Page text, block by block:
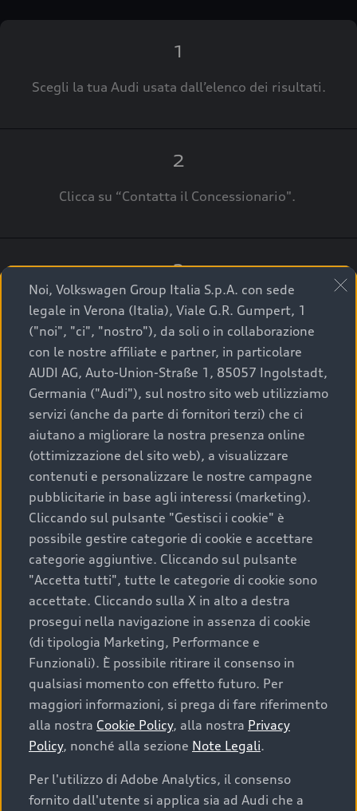
1
Scegli la tua Audi usata dall’elenco dei risultati.
2
Clicca su “Contatta il Concessionario".
3
A breve verrai ricontattato dal Customer Care
Audi Center o direttamente dal Concessionario
che ti supporterà per finalizzare la tua richiesta.
La qualità di acquistare
un’auto usata Audi
Scegliere un’auto usata è una decisione che coniuga
convenienza, affidabilità e sostenibilità. Per fare un
acquisto sicuro, è essenziale considerare aspetti
determinanti come la garanzia inclusa e l’affidabilità del
marchio. Audi offre l’auto usata perfetta tramite Audi
Prima Scelta :plus
Cosa sapere prima di
acquistare la tua prossima
auto
I requisiti fondamentali da considerare prima di
Noi, Volkswagen Group Italia S.p.A. con sede
legale in Verona (Italia), Viale G.R. Gumpert, 1
("noi", "ci", "nostro"), da soli o in collaborazione
con le nostre affiliate e partner, in particolare
AUDI AG, Auto-Union-Straße 1, 85057 Ingolstadt,
Germania ("Audi"), sul nostro sito web utilizziamo
servizi (anche da parte di fornitori terzi) che ci
aiutano a migliorare la nostra presenza online
(ottimizzazione del sito web), a visualizzare
contenuti e personalizzare le nostre campagne
pubblicitarie in base agli interessi (marketing).
Cliccando sul pulsante "Gestisci i cookie" è
possibile gestire categorie di cookie e accettare
categorie aggiuntive. Cliccando sul pulsante
"Accetta tutti", tutte le categorie di cookie sono
accettate. Cliccando sulla X in alto a destra
prosegui nella navigazione in assenza di cookie
(di tipologia Marketing, Performance e
Funzionali). È possibile ritirare il consenso in
qualsiasi momento con effetto futuro. Per
maggiori informazioni, si prega di fare riferimento
alla nostra Cookie Policy, alla nostra Privacy
Policy, nonché alla sezione Note Legali.
Per l'utilizzo di Adobe Analytics, il consenso
fornito dall'utente si applica sia ad Audi che a